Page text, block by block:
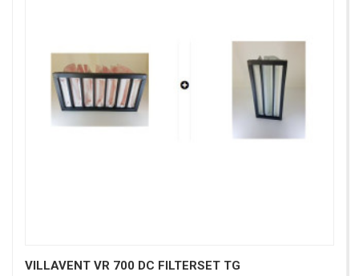
VILLAVENT VR 700 DC FILTERSET TG